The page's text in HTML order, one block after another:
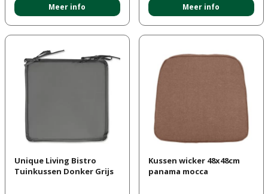
Meer info Meer info
Unique Living Bistro
Tuinkussen Donker Grijs
Kussen wicker 48x48cm
panama mocca